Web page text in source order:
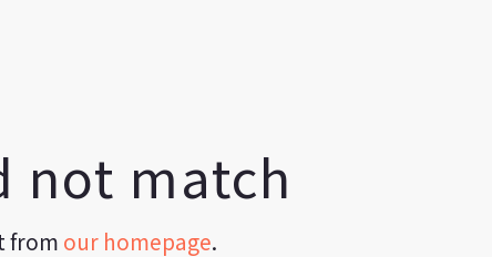
not match
from our homepage.